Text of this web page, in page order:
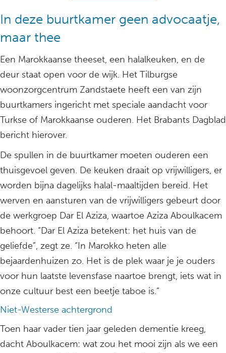
In deze buurtkamer geen advocaatje,
maar thee
Een Marokkaanse theeset, een halalkeuken, en de
deur staat open voor de wijk. Het Tilburgse
woonzorgcentrum Zandstaete heeft een van zijn
buurtkamers ingericht met speciale aandacht voor
Turkse of Marokkaanse ouderen. Het Brabants Dagblad
bericht hierover.
De spullen in de buurtkamer moeten ouderen een
thuisgevoel geven. De keuken draait op vrijwilligers, er
worden bijna dagelijks halal-maaltijden bereid. Het
werven en aansturen van de vrijwilligers gebeurt door
de werkgroep Dar El Aziza, waartoe Aziza Aboulkacem
behoort. “Dar El Aziza betekent: het huis van de
geliefde”, zegt ze. “In Marokko heten alle
bejaardenhuizen zo. Het is de plek waar je je ouders
voor hun laatste levensfase naartoe brengt, iets wat in
onze cultuur best een beetje taboe is.”
Niet-Westerse achtergrond
Toen haar vader tien jaar geleden dementie kreeg,
dacht Aboulkacem: wat zou het mooi zijn als we een